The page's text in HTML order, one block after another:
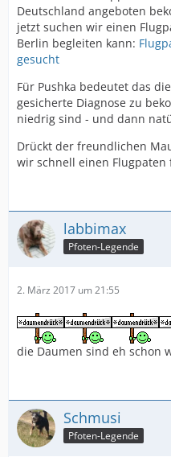
Deutschland angeboten
jetzt suchen wir einen
Berlin begleiten kann:
gesucht
Für Pushka bedeutet das
gesicherte Diagnose zu
niedrig sind - und dann
Drückt der freundlichen
wir schnell einen Flugpaten
labbimax
Pfoten-Legende
2. März 2017 um 21:55
die Daumen sind eh schon
Schmusi
Pfoten-Legende